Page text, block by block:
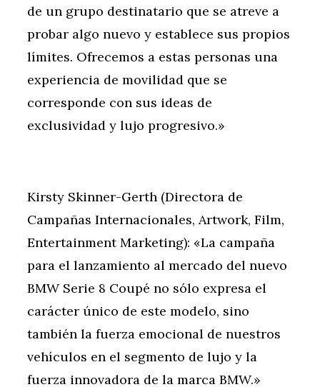
de un grupo destinatario que se atreve a
probar algo nuevo y establece sus propios
límites. Ofrecemos a estas personas una
experiencia de movilidad que se
corresponde con sus ideas de
exclusividad y lujo progresivo.»
Kirsty Skinner-Gerth (Directora de
Campañas Internacionales, Artwork, Film,
Entertainment Marketing): «La campaña
para el lanzamiento al mercado del nuevo
BMW Serie 8 Coupé no sólo expresa el
carácter único de este modelo, sino
también la fuerza emocional de nuestros
vehículos en el segmento de lujo y la
fuerza innovadora de la marca BMW.»